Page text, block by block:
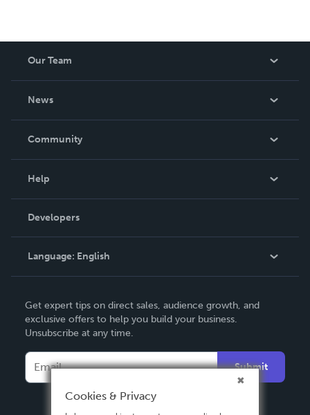
Our Team
News
In The News
Community
Podcast
Help
Order Lookup
Knowledge Base
Contact Support
Developers
Language: English
Deutsch
Français
Italiano
Español
Get expert tips on direct sales, audience growth, and
exclusive offers to help you build your business.
Unsubscribe at any time.
Submit
Cookies & Privacy